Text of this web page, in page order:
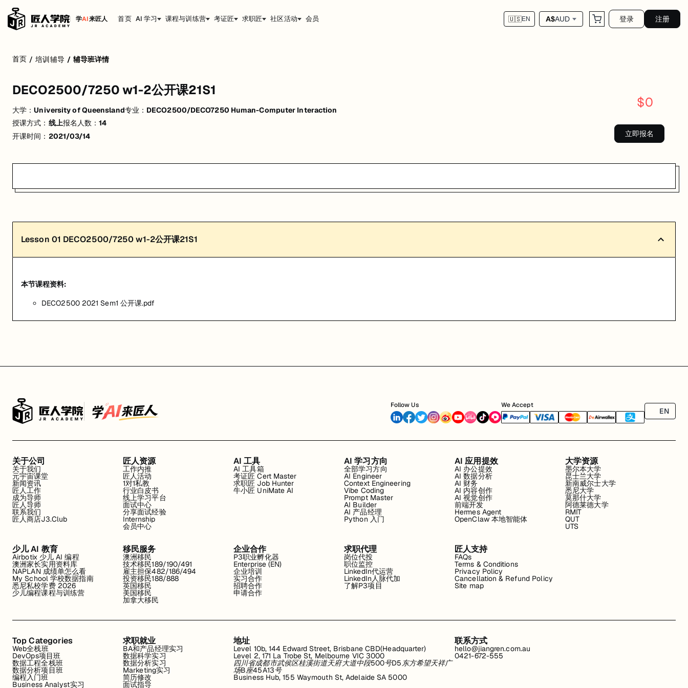
学AI来匠人 首页 AI 学习 课程与训练营 考证匠 求职匠 社区活动 会员 🇺🇸EN A$AUD 登录 注册
DECO2500/7250 w1-2公开课21S1
开始日期: 2021/3/14
已有 14 名同学报名参加
关联大学:University of Queensland
首页 / 培训辅导 / 辅导班详情
DECO2500/7250 w1-2公开课21S1
大学：University of Queensland专业： DECO2500/DECO7250 Human-Computer Interaction
授课方式： 线上报名人数：14
开课时间： 2021/03/14
$0
立即报名
Lesson 01 DECO2500/7250 w1-2公开课21S1
本节课程资料:
DECO2500 2021 Sem1 公开课.pdf
Follow Us We Accept
EN
关于公司
关于我们
元宇宙课堂
新闻资讯
匠人工作
成为导师
匠人导师
联系我们
匠人商店J3.Club
匠人资源
工作内推
匠人活动
1对1私教
行业白皮书
线上学习平台
面试中心
分享面试经验
Internship
会员中心
AI 工具
AI 工具箱
考证匠 Cert Master
求职匠 Job Hunter
牛小匠 UniMate AI
AI 学习方向
全部学习方向
AI Engineer
Context Engineering
Vibe Coding
Prompt Master
AI Builder
AI 产品经理
Python 入门
AI 应用提效
AI 办公提效
AI 数据分析
AI 财务
AI 内容创作
AI 视觉创作
前端开发
Hermes Agent
OpenClaw 本地智能体
大学资源
墨尔本大学
昆士兰大学
新南威尔士大学
悉尼大学
莫那什大学
阿德莱德大学
RMIT
QUT
UTS
少儿 AI 教育
Airbotix 少儿 AI 编程
澳洲家长实用资料库
NAPLAN 成绩单怎么看
My School 学校数据指南
悉尼私校学费 2026
少儿编程课程与训练营
移民服务
澳洲移民
技术移民189/190/491
雇主担保482/186/494
投资移民188/888
英国移民
美国移民
加拿大移民
企业合作
P3职业孵化器
Enterprise (EN)
企业培训
实习合作
招聘合作
申请合作
求职代理
岗位代投
职位监控
LinkedIn代运营
LinkedIn人脉代加
了解P3项目
匠人支持
FAQs
Terms & Conditions
Privacy Policy
Cancellation & Refund Policy
Site map
Top Categories
Web全栈班
DevOps项目班
数据工程全栈班
数据分析项目班
编程入门班
Business Analyst实习
求职就业
BA和产品经理实习
数据科学实习
数据分析实习
Marketing实习
简历修改
面试指导
地址
Level 10b, 144 Edward Street, Brisbane CBD(Headquarter)
Level 2, 171 La Trobe St, Melbourne VIC 3000
四川省成都市武侯区桂溪街道天府大道中段500号D5东方希望天祥广
场B座45A13号
Business Hub, 155 Waymouth St, Adelaide SA 5000
联系方式
hello@jiangren.com.au
0421-672-555